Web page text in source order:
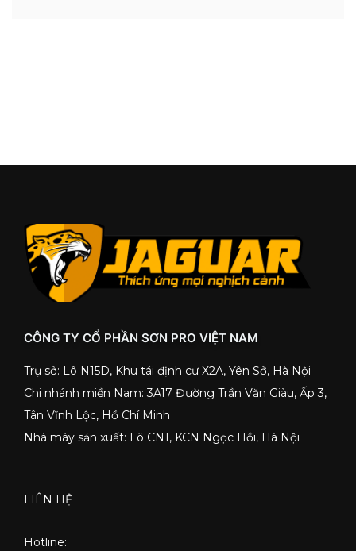
CÔNG TY CỔ PHẦN SƠN PRO VIỆT NAM
Trụ sở: Lô N15D, Khu tái định cư X2A, Yên Sở, Hà Nội
Chi nhánh miền Nam: 3A17 Đường Trần Văn Giàu, Ấp 3,
Tân Vĩnh Lộc, Hồ Chí Minh
Nhà máy sản xuất: Lô CN1, KCN Ngọc Hồi, Hà Nội
LIÊN HỆ
Hotline: